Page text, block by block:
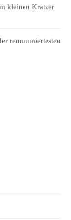
kleinen Kratzer
renommiertesten